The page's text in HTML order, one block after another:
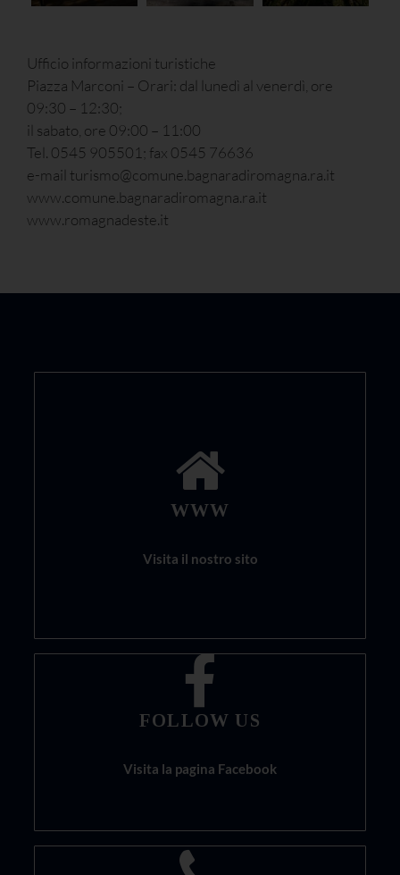
Ufficio informazioni turistiche
Piazza Marconi – Orari: dal lunedì al venerdì, ore
09:30 – 12:30;
il sabato, ore 09:00 – 11:00
Tel. 0545 905501; fax 0545 76636
e-mail turismo@comune.bagnaradiromagna.ra.it
www.comune.bagnaradiromagna.ra.it
www.romagnadeste.it
WWW
Visita il nostro sito
FOLLOW US
Visita la pagina Facebook